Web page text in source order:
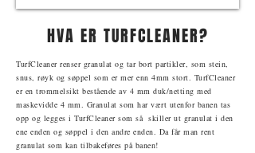
HVA ER TURFCLEANER?
TurfCleaner renser granulat og tar bort partikler, som stein,
snus, røyk og søppel som er mer enn 4mm stort. TurfCleaner
er en trommelsikt bestående av 4 mm duk/netting med
maskevidde 4 mm. Granulat som har vært utenfor banen tas
opp og legges i TurfCleaner som så skiller ut granulat i den
ene enden og søppel i den andre enden. Da får man rent
granulat som kan tilbakeføres på banen!